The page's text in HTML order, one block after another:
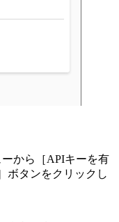
から［APIキーを有
ボタンをクリックし